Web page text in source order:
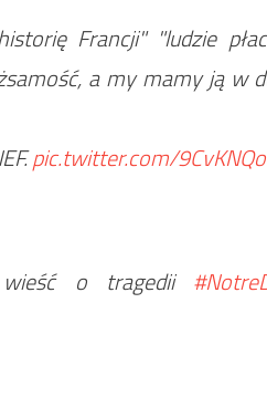
Francji" "ludzie
a my mamy ją w
pic.twitter.com/
o tragedii